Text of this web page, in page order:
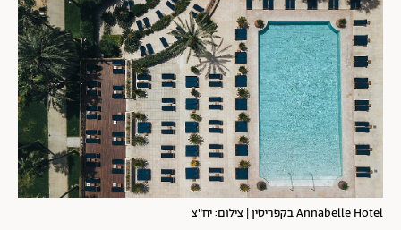
Annabelle Hotel בקפריסין | צילום: יח"צ